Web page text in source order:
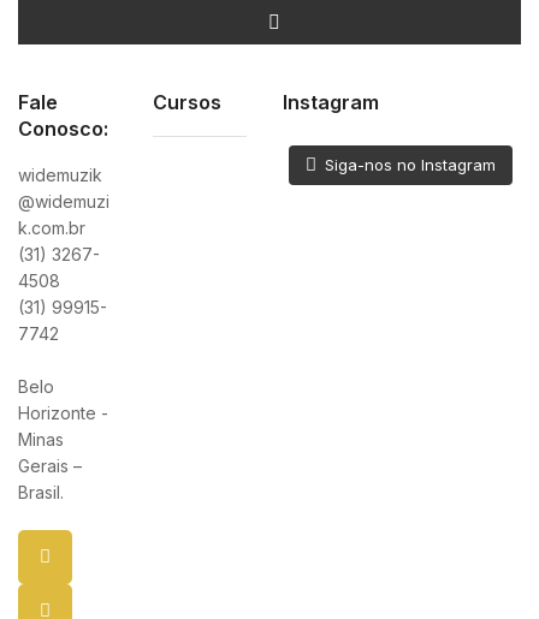
Fale
Conosco:
widemuzik
@widemuzi
k.com.br
(31) 3267-
4508
(31) 99915-
7742
Belo
Horizonte -
Minas
Gerais –
Brasil.
Cursos Instagram
Siga-nos no Instagram